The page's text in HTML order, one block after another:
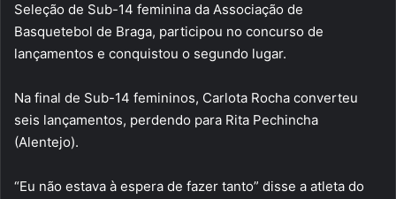
Seleção de Sub-14 feminina da Associação de
Basquetebol de Braga, participou no concurso de
lançamentos e conquistou o segundo lugar.
Na final de Sub-14 femininos, Carlota Rocha converteu
seis lançamentos, perdendo para Rita Pechincha
(Alentejo).
“Eu não estava à espera de fazer tanto” disse a atleta do